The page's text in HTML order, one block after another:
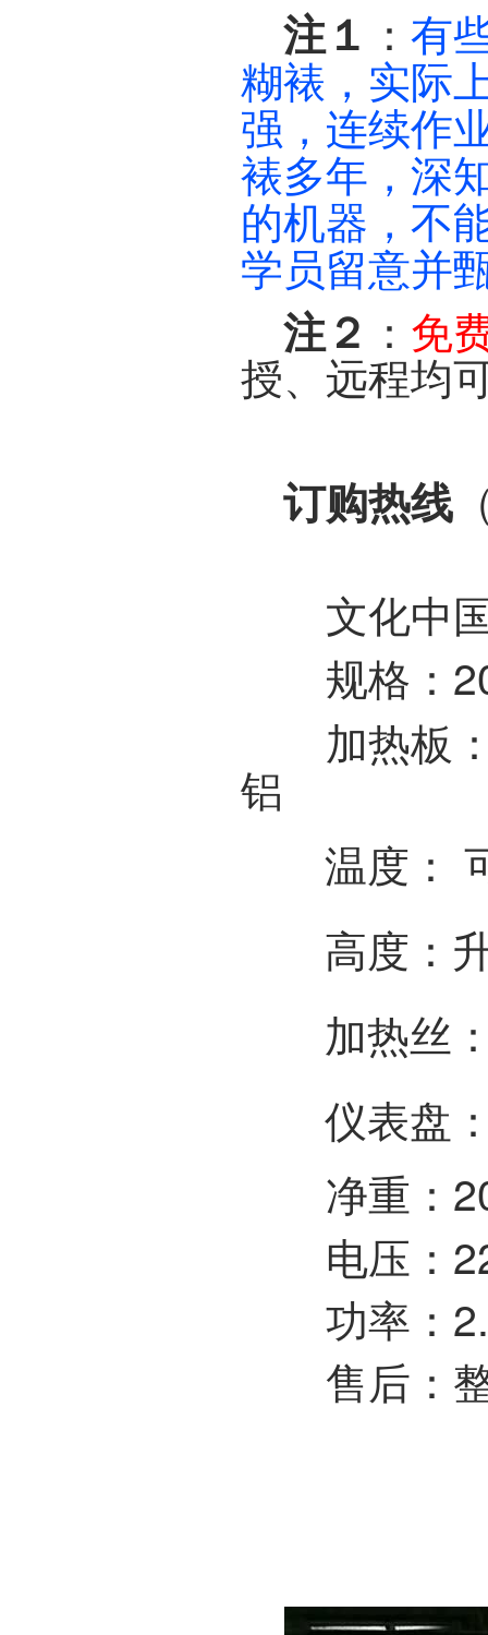
注１ ： 有
糊裱，实际
强，连续作
裱多年，深
的机器，不
学员留意并
注２ ： 免
授、远程均
订购热线
文化中国
规格：
加热板
铝
温度：
高度：
加热丝
仪表盘：
净重：
电压：
功率：
售后：整